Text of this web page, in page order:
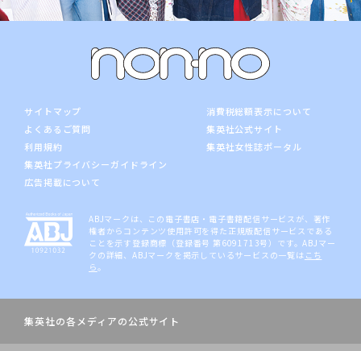
サイトマップ
よくあるご質問
利用規約
集英社プライバシーガイドライン
広告掲載について
消費税総額表示について
集英社公式サイト
集英社女性誌ポータル
ABJマークは、この電子書店・電子書籍配信サービスが、著作
権者からコンテンツ使用許可を得た正規版配信サービスである
ことを示す登録商標（登録番号 第6091713号）です。ABJマー
クの詳細、ABJマークを掲示しているサービスの一覧は こち
ら。
集英社の各メディアの公式サイト